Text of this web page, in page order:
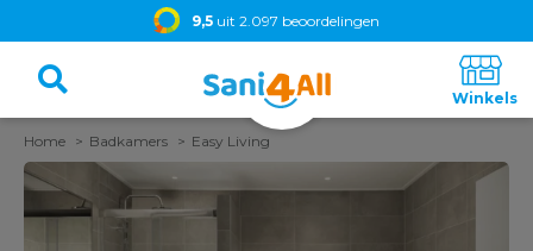
9,5 uit 2.097 beoordelingen
Home Badkamers Easy Living